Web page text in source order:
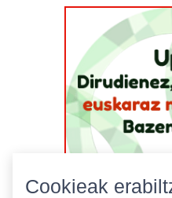
Cookieak